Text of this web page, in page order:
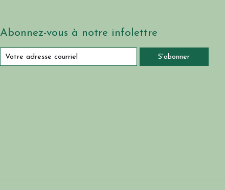
Abonnez-vous à notre infolettre
S'abonner